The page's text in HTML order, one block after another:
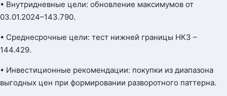
• Внутридневные цели: обновление максимумов от
03.01.2024–143.790.
• Среднесрочные цели: тест нижней границы НКЗ –
144.429.
• Инвестиционные рекомендации: покупки из диапазона
выгодных цен при формировании разворотного паттерна.